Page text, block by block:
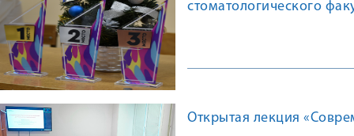
стоматологического
Открытая лекция